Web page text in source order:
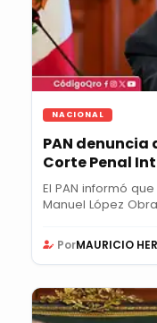
NACIONAL
PAN denuncia
Corte Penal
El PAN informó
Manuel López
PorMAURICIO